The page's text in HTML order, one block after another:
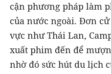
cận phương pháp làm
của nước ngoài. Đơn
vực như Thái Lan,
xuất phim đến để
nhờ đó sức hút du lịch